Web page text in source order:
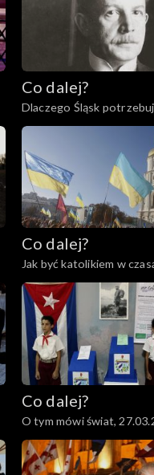
Co dalej?
Dlaczego Śląsk
20.04.2023
Co dalej?
Jak być katolikiem w
wojny?, 06.04.2023
Co dalej?
O tym mówi świat,